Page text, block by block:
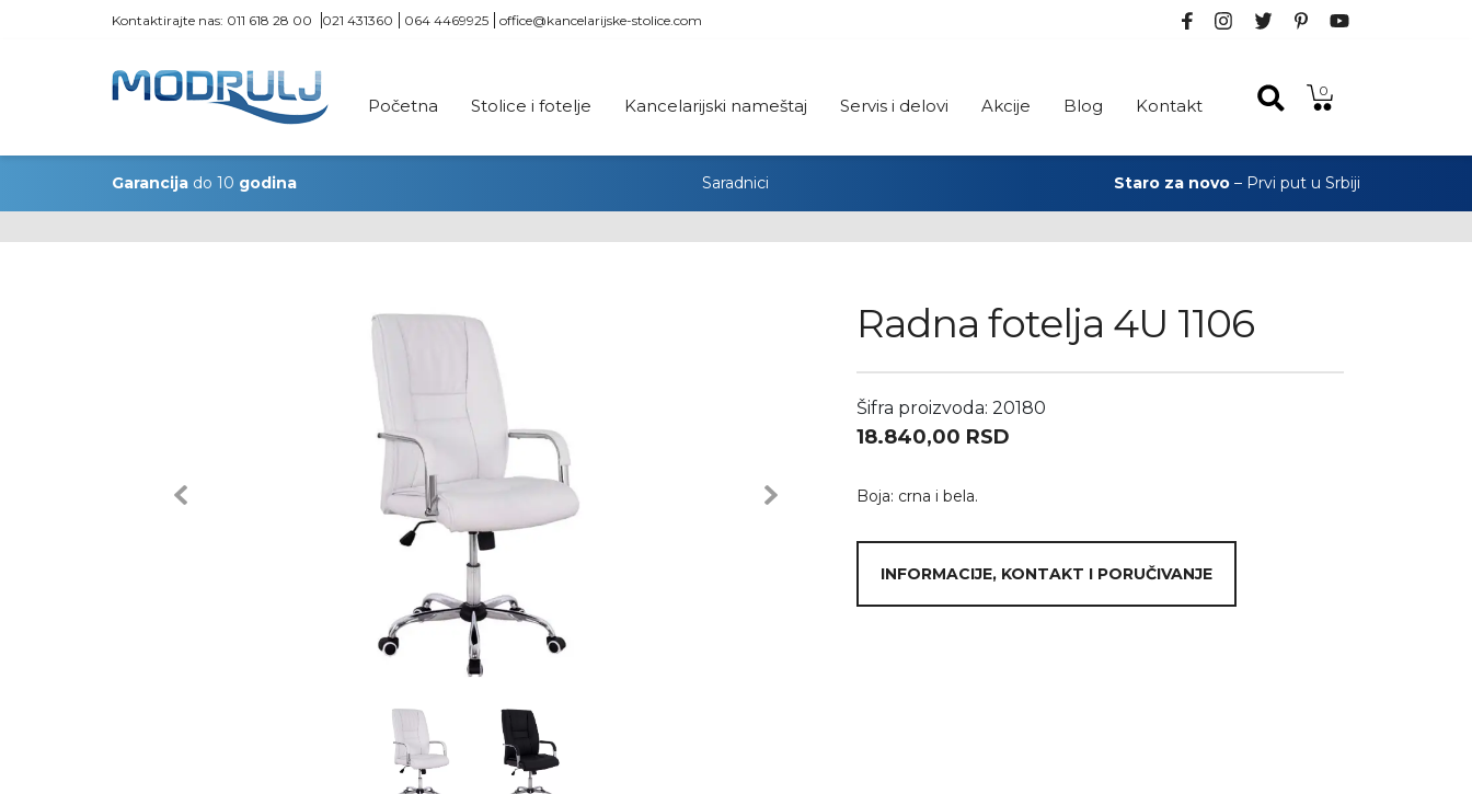
Kontaktirajte nas: 011 618 28 00 021 431360 064 4469925 office@kancelarijske-stolice.com
Početna Stolice i fotelje Kancelarijski nameštaj Servis i delovi Akcije Blog Kontakt
0
Garancija do 10 godina Saradnici Staro za novo– Prvi put u Srbiji
Previous Next
Radna fotelja 4U 1106
Šifra proizvoda: 20180
18.840,00 RSD
Boja: crna i bela.
INFORMACIJE, KONTAKT I PORUČIVANJE